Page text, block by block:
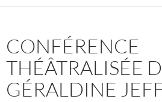
CONFÉRENCE
THÉÂTRALISÉE
GÉRALDINE